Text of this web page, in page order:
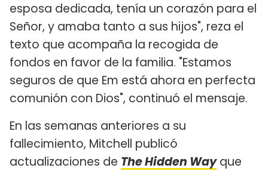
esposa dedicada, tenía un corazón para el
Señor, y amaba tanto a sus hijos", reza el
texto que acompaña la recogida de
fondos en favor de la familia. "Estamos
seguros de que Em está ahora en perfecta
comunión con Dios", continuó el mensaje.
En las semanas anteriores a su
fallecimiento, Mitchell publicó
actualizaciones de The Hidden Wayque